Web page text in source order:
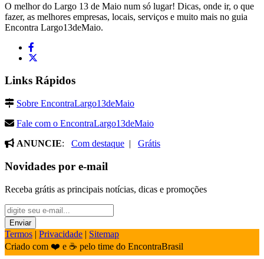
O melhor do Largo 13 de Maio num só lugar! Dicas, onde ir, o que
fazer, as melhores empresas, locais, serviços e muito mais no guia
Encontra Largo13deMaio.
Links Rápidos
Sobre EncontraLargo13deMaio
Fale com o EncontraLargo13deMaio
ANUNCIE: Com destaque | Grátis
Novidades por e-mail
Receba grátis as principais notícias, dicas e promoções
Termos | Privacidade | Sitemap
Criado com ❤️ e ☕ pelo time do EncontraBrasil